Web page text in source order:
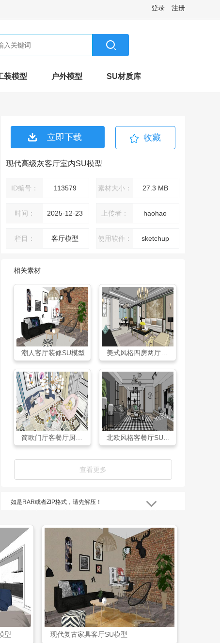
登录 注册
装模型 户外模型 SU材质库
立即下载 收藏
现代高级灰客厅室内SU模型
ID编号： 113579 素材大小： 27.3 MB
时间： 2025-12-23 上传者： haohao
栏目： 客厅模型 使用软件： sketchup
相关素材
潮人客厅装修SU模型
查看更多
如是RAR或者ZIP格式，请先解压！
是他的自由布局以及随行的空间组合，简约空间有着不简单的家
居空间，体现出精致而又时尚的生活气息，增加居住舒适度。
现代高级灰客厅室内SU模型是网友haohao上传于12-23，体积
为27.3 MB，所属栏目客厅模型，ID编号113579。
型 现代复古家具客厅SU模型